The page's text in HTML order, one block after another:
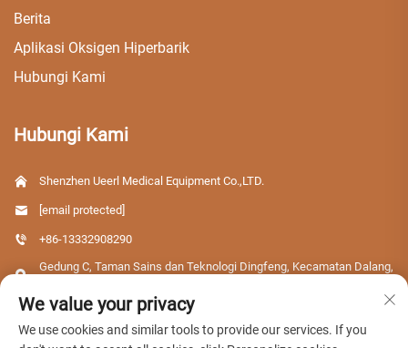
Berita
Aplikasi Oksigen Hiperbarik
Hubungi Kami
Hubungi Kami
Shenzhen Ueerl Medical Equipment Co.,LTD.
[email protected]
+86-13332908290
Gedung C, Taman Sains dan Teknologi Dingfeng, Kecamatan Dalang,
We value your privacy
We use cookies and similar tools to provide our services. If you